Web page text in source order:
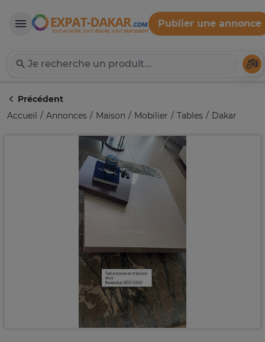
Expat-Dakar
Publier une annonce
Précédent
Accueil
Annonces Maison Mobilier Tables Dakar